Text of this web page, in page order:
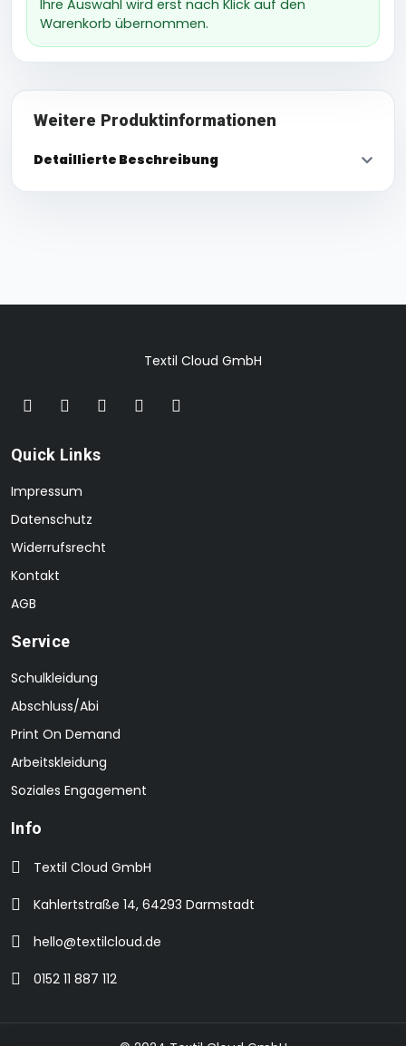
Ihre Auswahl wird erst nach Klick auf den
Warenkorb übernommen.
Weitere Produktinformationen
Detaillierte Beschreibung
Textil Cloud GmbH
Quick Links
Impressum
Datenschutz
Widerrufsrecht
Kontakt
AGB
Service
Schulkleidung
Abschluss/Abi
Print On Demand
Arbeitskleidung
Soziales Engagement
Info
Textil Cloud GmbH
Kahlertstraße 14, 64293 Darmstadt
hello@textilcloud.de
0152 11 887 112